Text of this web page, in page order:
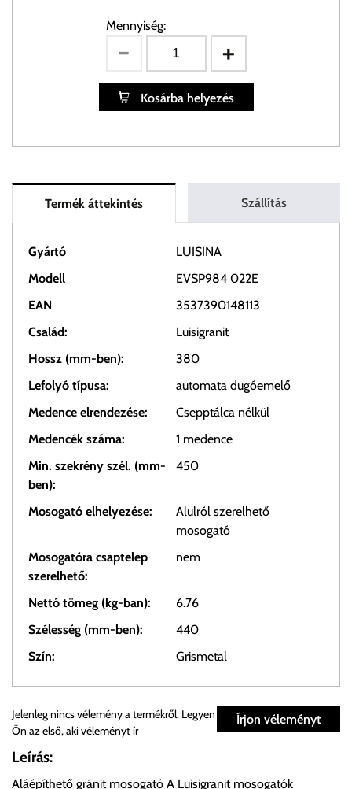
Mennyiség:
Kosárba helyezés
Termék áttekintés Szállítás
Gyártó
LUISINA
Modell
EVSP984 022E
EAN
3537390148113
Család:
Luisigranit
Hossz (mm-ben):
380
Lefolyó típusa:
automata dugóemelő
Medence elrendezése:
Csepptálca nélkül
Medencék száma:
1 medence
Min. szekrény szél. (mm-
ben):
450
Mosogató elhelyezése:
Alulról szerelhető
mosogató
Mosogatóra csaptelep
szerelhető:
nem
Nettó tömeg (kg-ban):
6.76
Szélesség (mm-ben):
440
Szín:
Grismetal
Személyes átvétel:
Önnek lehetősége van rendelését a beérkezést követően
Írjon véleményt
Jelenleg nincs vélemény a termékről. Legyen
Ön az első, aki véleményt ír
Leírás:
Aláépíthető gránit mosogató A Luisigranit mosogatók